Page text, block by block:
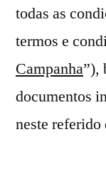
todas as
termos e
Campanha”),
documentos
neste referido